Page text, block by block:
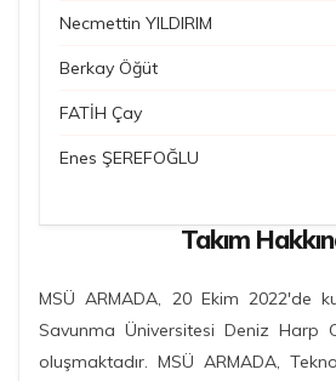
Necmettin YILDIRIM
Berkay Öğüt
FATİH Çay
Enes ŞEREFOĞLU
Takım
MSÜ ARMADA, 20 Ekim 2022'de
Savunma Üniversitesi Deniz Harp
oluşmaktadır. MSÜ ARMADA,